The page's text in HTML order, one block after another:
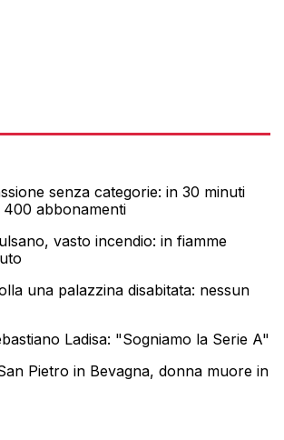
senza categorie: in 30 minuti
abbonamenti
vasto incendio: in fiamme
una palazzina disabitata: nessun
Ladisa: "Sogniamo la Serie A"
Pietro in Bevagna, donna muore in